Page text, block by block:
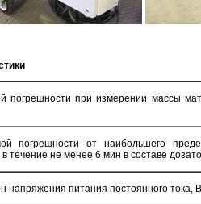
погрешности при измерении массы
погрешности от наибольшего
течение не менее 6 мин в составе
напряжения питания постоянного тока, В